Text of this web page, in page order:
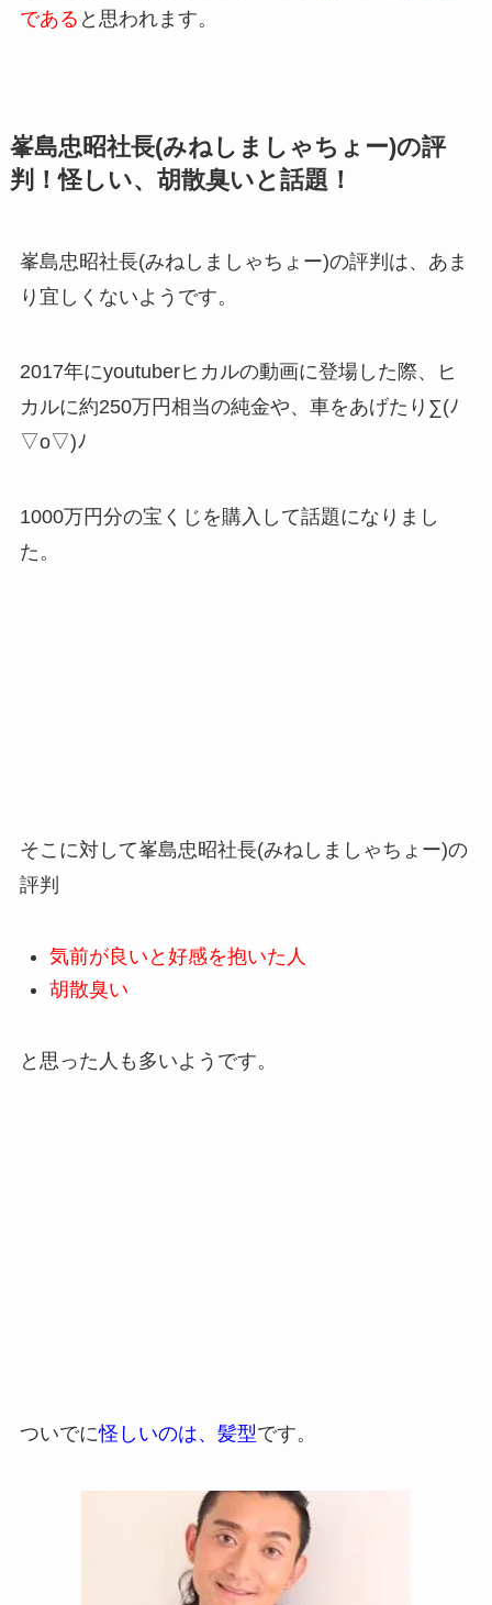
である と思われます。
峯島忠昭社長(みねしましゃちょー)の評
判！怪しい、胡散臭いと話題！
峯島忠昭社長(みねしましゃちょー)の評判は、あま
り宜しくないようです。
2017年にyoutuberヒカルの動画に登場した際、ヒ
カルに約250万円相当の純金や、車をあげたり∑(ﾉ
▽ο▽)ﾉ
1000万円分の宝くじを購入して話題になりまし
た。
そこに対して峯島忠昭社長(みねしましゃちょー)の
評判
気前が良いと好感を抱いた人
胡散臭い
と思った人も多いようです。
ついでに怪しいのは、髪型です。